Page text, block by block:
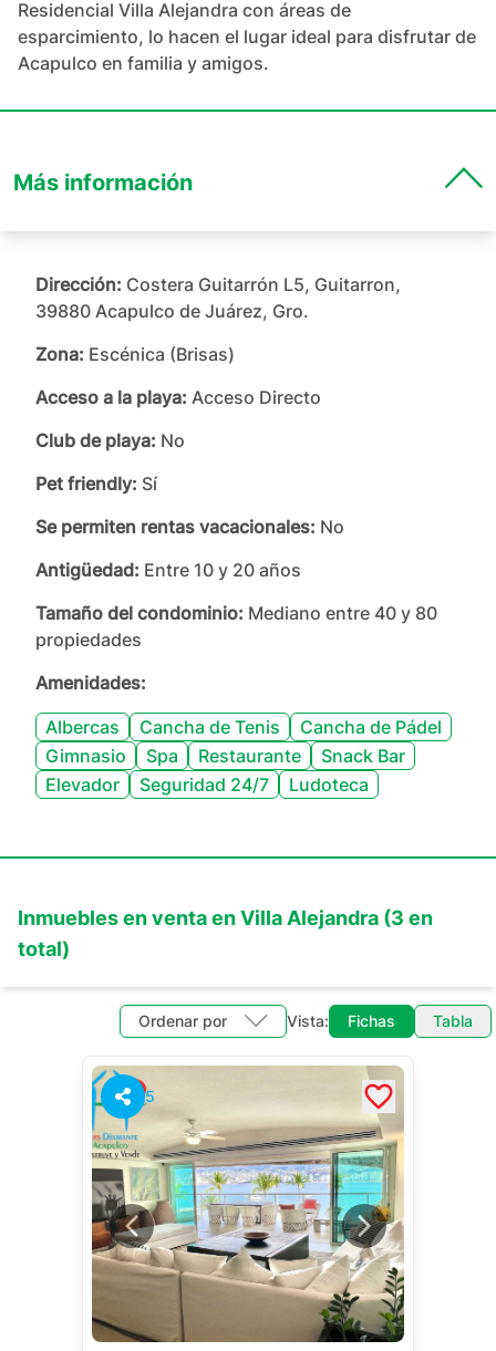
Residencial Villa Alejandra con áreas de
esparcimiento, lo hacen el lugar ideal para disfrutar de
Acapulco en familia y amigos.
Más información
Dirección: Costera Guitarrón L5, Guitarron,
39880 Acapulco de Juárez, Gro.
Zona: Escénica (Brisas)
Acceso a la playa: Acceso Directo
Club de playa: No
Pet friendly: Sí
Se permiten rentas vacacionales: No
Antigüedad: Entre 10 y 20 años
Tamaño del condominio: Mediano entre 40 y 80
propiedades
Amenidades:
Albercas
Cancha de Tenis
Cancha de Pádel
Gimnasio
Spa Restaurante
Snack Bar
Elevador
Seguridad 24/7 Ludoteca
Inmuebles enventaenVilla Alejandra (3 en
total)
Ordenar por Vista: Fichas Tabla
5